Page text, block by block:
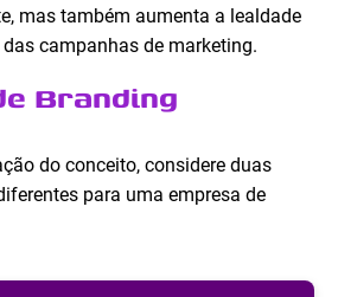
mas também aumenta a lealdade
campanhas de marketing.
Branding
do conceito, considere duas
para uma empresa de